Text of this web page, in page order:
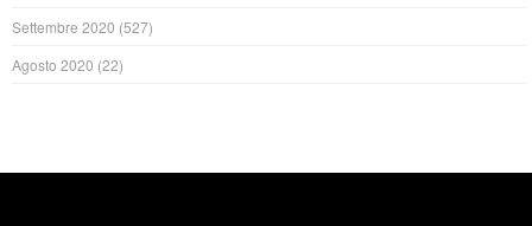
Settembre 2020 (527)
Agosto 2020 (22)